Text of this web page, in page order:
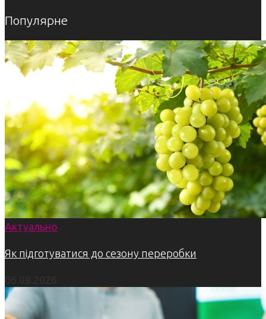
Популярне
Актуально
Як підготуватися до сезону переробки